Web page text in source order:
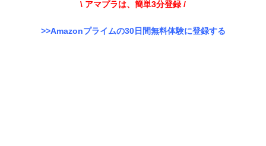
\ アマプラは、簡単3分登録 /
>>Amazonプライムの30日間無料体験に登録する